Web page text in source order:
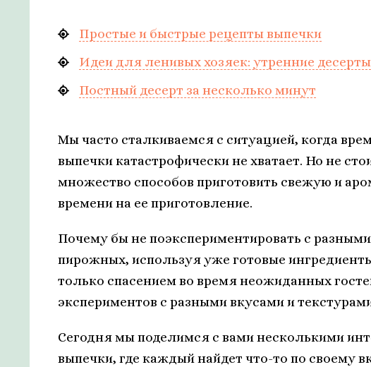
Простые и быстрые рецепты выпечки
Идеи для ленивых хозяек: утренние десерты
Постный десерт за несколько минут
Мы часто сталкиваемся с ситуацией, когда
выпечки катастрофически не хватает. Но не
множество способов приготовить свежую и
времени на ее приготовление.
Почему бы не поэкспериментировать с
пирожных, используя уже готовые
только спасением во время неожиданных
экспериментов с разными вкусами и
Сегодня мы поделимся с вами несколькими
выпечки, где каждый найдет что-то по своему